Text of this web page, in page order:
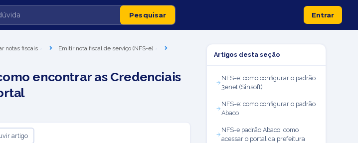
Entrar
notas fiscais
Emitir nota fiscal de serviço (NFS-e)
encontrar as Credenciais
artigo
Artigos desta seção
NFS-e: como configurar o padrão
3enet (Sinsoft)
NFS-e: como configurar o padrão
Abaco
NFS-e padrão Abaco: como
acessar o portal da prefeitura